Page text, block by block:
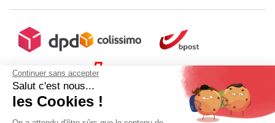
Continuer sans accepter
Salut c'est nous...
les Cookies !